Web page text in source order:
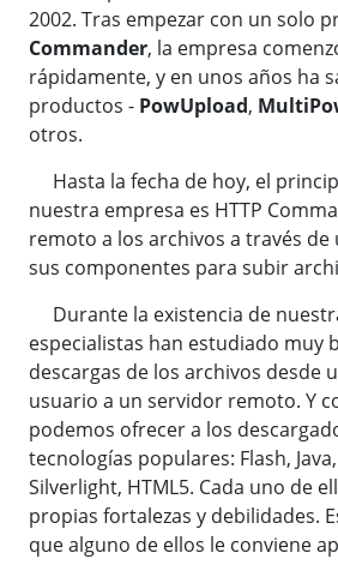
2002. Tras empezar con un solo
Commander, la empresa
rápidamente, y en unos años ha
productos - PowUpload,
otros.
Hasta la fecha de hoy, el
nuestra empresa es HTTP
remoto a los archivos a través de
sus componentes para subir
Durante la existencia de
especialistas han estudiado muy
descargas de los archivos desde
usuario a un servidor remoto. Y
podemos ofrecer a los
tecnologías populares: Flash,
Silverlight, HTML5. Cada uno de
propias fortalezas y debilidades.
que alguno de ellos le conviene